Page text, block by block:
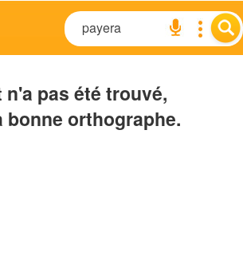
n'a pas été trouvé,
bonne orthographe.